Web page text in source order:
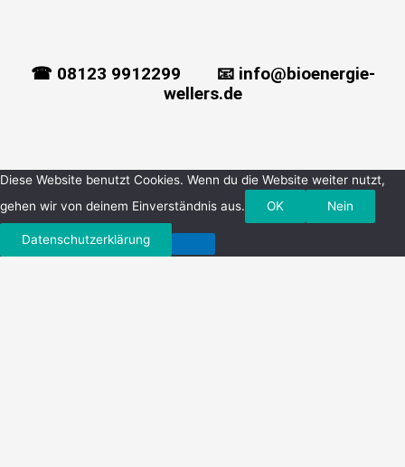
☎ 08123 9912299 📧 info@bioenergie-
wellers.de
Diese Website benutzt Cookies. Wenn du die Website weiter nutzt,
gehen wir von deinem Einverständnis aus.
OK Nein
Datenschutzerklärung